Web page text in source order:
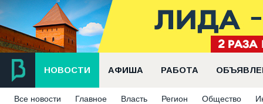
НОВОСТИ АФИША РАБОТА
Все новости Главное Власть Регион Общество